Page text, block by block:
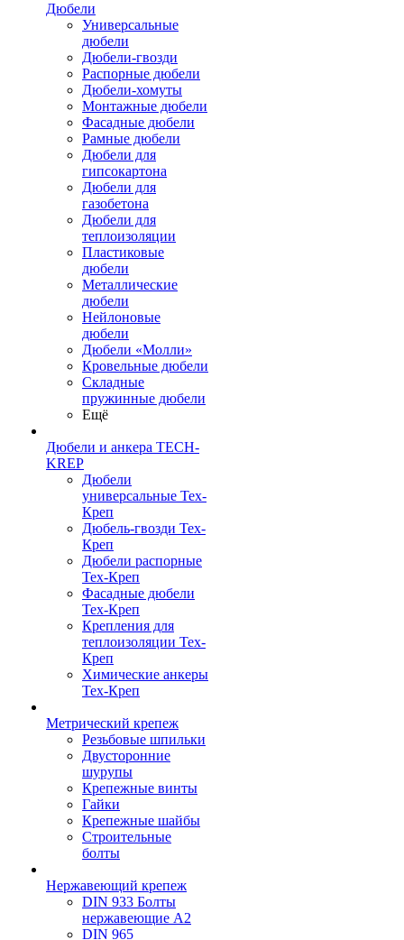
Дюбели
Универсальные
дюбели
Дюбели-гвозди
Распорные дюбели
Дюбели-хомуты
Монтажные дюбели
Фасадные дюбели
Рамные дюбели
Дюбели для
гипсокартона
Дюбели для
газобетона
Дюбели для
теплоизоляции
Пластиковые
дюбели
Металлические
дюбели
Нейлоновые
дюбели
Дюбели «Молли»
Кровельные дюбели
Складные
пружинные дюбели
Ещё
Дюбели и анкера TECH-
KREP
Дюбели
универсальные Тех-
Креп
Дюбель-гвозди Тех-
Креп
Дюбели распорные
Тех-Креп
Фасадные дюбели
Тех-Креп
Крепления для
теплоизоляции Тех-
Креп
Химические анкеры
Тех-Креп
Метрический крепеж
Резьбовые шпильки
Двусторонние
шурупы
Крепежные винты
Гайки
Крепежные шайбы
Строительные
болты
Нержавеющий крепеж
DIN 933 Болты
нержавеющие А2
DIN 965